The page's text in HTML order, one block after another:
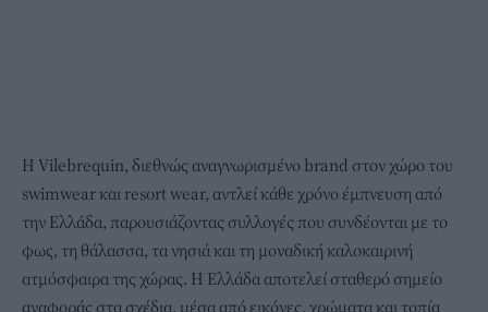
Η Vilebrequin, διεθνώς αναγνωρισμένο brand στον χώρο του
swimwear και resort wear, αντλεί κάθε χρόνο έμπνευση από
την Ελλάδα, παρουσιάζοντας συλλογές που συνδέονται με το
φως, τη θάλασσα, τα νησιά και τη μοναδική καλοκαιρινή
ατμόσφαιρα της χώρας. Η Ελλάδα αποτελεί σταθερό σημείο
αναφοράς στα σχέδια, μέσα από εικόνες, χρώματα και τοπία